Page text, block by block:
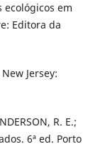
ecológicos em
Editora da
Jersey:
R. E.;
6ª ed. Porto